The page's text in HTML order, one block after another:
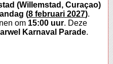
(Willemstad, Curaçao)
(8 februari 2027).
om 15:00 uur. Deze
Karnaval Parade.